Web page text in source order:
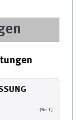
(Nr: 1)